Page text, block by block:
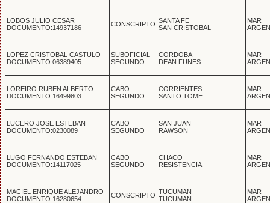
LOBOS JULIO CESAR
DOCUMENTO:14937186
CONSCRIPTO SANTA FE
SAN CRISTOBAL
MAR
LOPEZ CRISTOBAL CASTULO
DOCUMENTO:06389405
SUBOFICIAL
SEGUNDO
CORDOBA
DEAN FUNES
MAR
LOREIRO RUBEN ALBERTO
DOCUMENTO:16499803
CABO
SEGUNDO
CORRIENTES
SANTO TOME
MAR
LUCERO JOSE ESTEBAN
DOCUMENTO:0230089
CABO
SEGUNDO
SAN JUAN
RAWSON
MAR
LUGO FERNANDO ESTEBAN
DOCUMENTO:14117025
CABO
SEGUNDO
CHACO
RESISTENCIA
MAR
MACIEL ENRIQUE ALEJANDRO
DOCUMENTO:16280654
CONSCRIPTO TUCUMAN
TUCUMAN
MAR